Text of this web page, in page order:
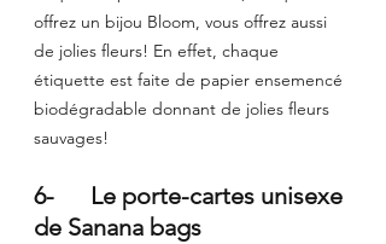
offrez un bijou Bloom, vous offrez aussi
de jolies fleurs! En effet, chaque
étiquette est faite de papier ensemencé
biodégradable donnant de jolies fleurs
sauvages!
6-      Le porte-cartes unisexe
de Sanana bags